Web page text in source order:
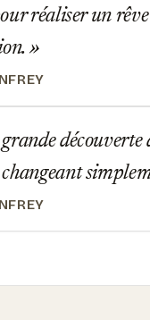
réaliser un rêve
découverte